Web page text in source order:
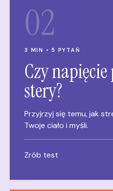
02
3 MIN • 5 PYTAŃ
Czy
stery?
Przyjrzyj się temu, jak
Twoje ciało i myśli.
Zrób test